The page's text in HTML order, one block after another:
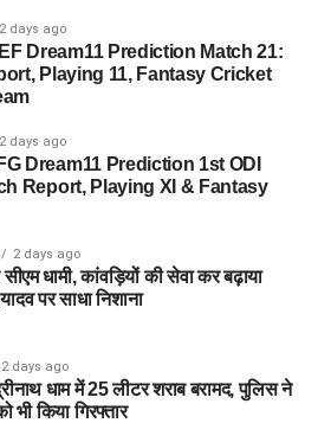
2 days ago
Dream11 Prediction Match 21:
Playing 11, Fantasy Cricket
2 days ago
Dream11 Prediction 1st ODI
Report, Playing XI & Fantasy
2 days ago
सीएम धामी, कांवड़ियों की सेवा कर बढ़ाया
पर साधा निशाना
2 days ago
धाम में 25 लीटर शराब बरामद, पुलिस ने
भी किया गिरफ्तार